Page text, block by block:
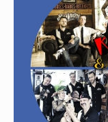
On
Tour
Partner
Warenkorb